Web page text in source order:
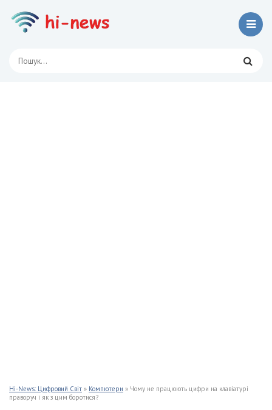
Hi-News: Цифровий Світ » Компютери » Чому не працюють цифри на клавіатурі
праворуч і як з цим боротися?